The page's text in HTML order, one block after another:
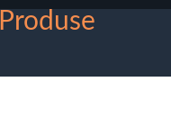
Produse